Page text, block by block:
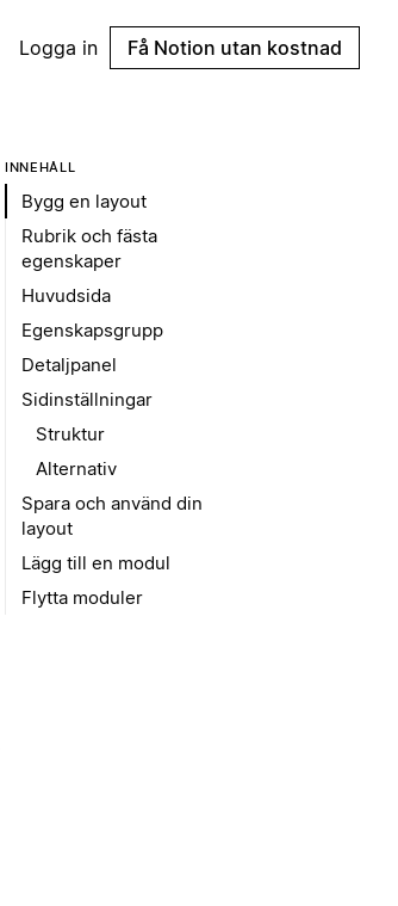
Logga in Få Notion utan kostnad
INNEHÅLL
Bygg en layout
Rubrik och fästa
egenskaper
Huvudsida
Egenskapsgrupp
Detaljpanel
Sidinställningar
Struktur
Alternativ
Spara och använd din
layout
Lägg till en modul
Flytta moduler